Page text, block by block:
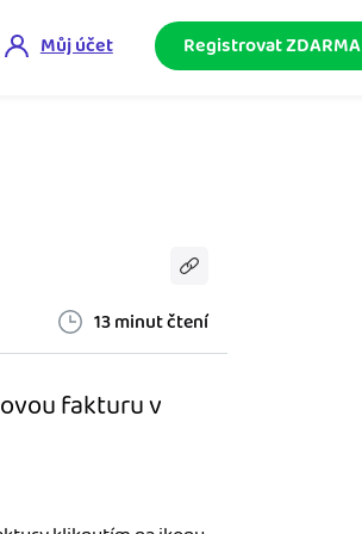
účetnictví.
Můj účet Registrovat ZDARMA
13 minut čtení
fakturu v